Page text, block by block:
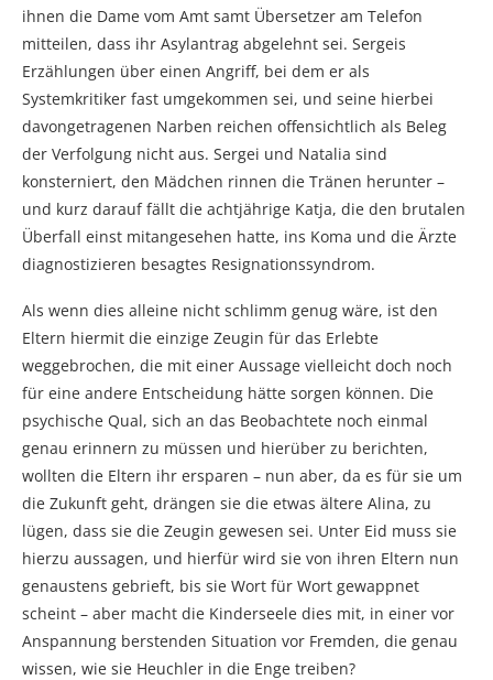
ihnen die Dame vom Amt samt Übersetzer am Telefon
mitteilen, dass ihr Asylantrag abgelehnt sei. Sergeis
Erzählungen über einen Angriff, bei dem er als
Systemkritiker fast umgekommen sei, und seine hierbei
davongetragenen Narben reichen offensichtlich als Beleg
der Verfolgung nicht aus. Sergei und Natalia sind
konsterniert, den Mädchen rinnen die Tränen herunter –
und kurz darauf fällt die achtjährige Katja, die den brutalen
Überfall einst mitangesehen hatte, ins Koma und die Ärzte
diagnostizieren besagtes Resignationssyndrom.
Als wenn dies alleine nicht schlimm genug wäre, ist den
Eltern hiermit die einzige Zeugin für das Erlebte
weggebrochen, die mit einer Aussage vielleicht doch noch
für eine andere Entscheidung hätte sorgen können. Die
psychische Qual, sich an das Beobachtete noch einmal
genau erinnern zu müssen und hierüber zu berichten,
wollten die Eltern ihr ersparen – nun aber, da es für sie um
die Zukunft geht, drängen sie die etwas ältere Alina, zu
lügen, dass sie die Zeugin gewesen sei. Unter Eid muss sie
hierzu aussagen, und hierfür wird sie von ihren Eltern nun
genaustens gebrieft, bis sie Wort für Wort gewappnet
scheint – aber macht die Kinderseele dies mit, in einer vor
Anspannung berstenden Situation vor Fremden, die genau
wissen, wie sie Heuchler in die Enge treiben?